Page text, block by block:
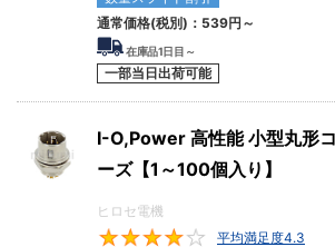
通常価格(税別)： 539円 ～
在庫品1日目～
一部当日出荷可能
I-O,Power 高性能 小型丸形
ーズ【1～100個入り】
ヒロセ電機
平均満足度4.3